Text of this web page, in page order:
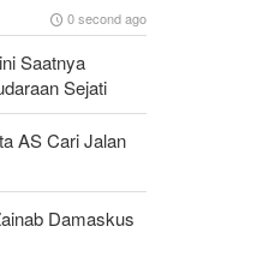
0 second ago
Saatnya
Sejati
AS Cari Jalan
Damaskus